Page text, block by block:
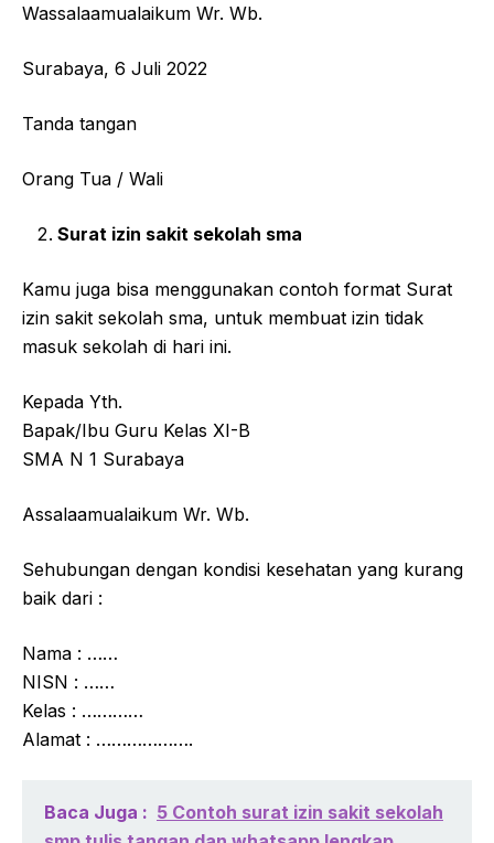
Wassalaamualaikum Wr. Wb.
Surabaya, 6 Juli 2022
Tanda tangan
Orang Tua / Wali
Surat izin sakit sekolah sma
Kamu juga bisa menggunakan contoh format Surat
izin sakit sekolah sma, untuk membuat izin tidak
masuk sekolah di hari ini.
Kepada Yth.
Bapak/Ibu Guru Kelas XI-B
SMA N 1 Surabaya
Assalaamualaikum Wr. Wb.
Sehubungan dengan kondisi kesehatan yang kurang
baik dari :
Nama : ……
NISN : ……
Kelas : …………
Alamat : ……………….
Baca Juga : 5 Contoh surat izin sakit sekolah